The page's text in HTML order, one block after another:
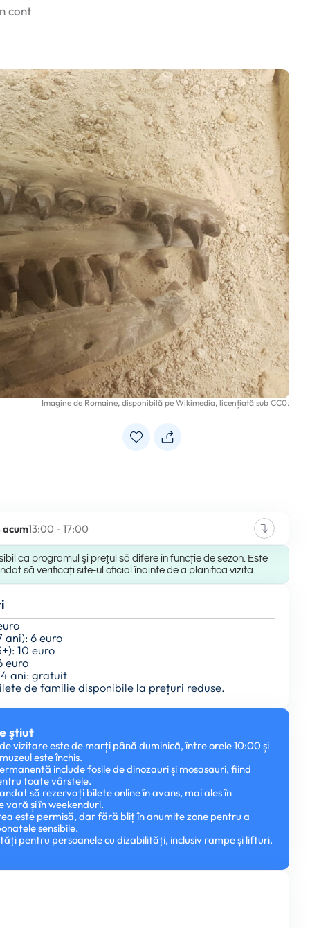
cont
Imagine de Romaine, disponibilă pe Wikimedia, licențiată sub CC0.
acum13:00 - 17:00
ca programul şi preţul să difere în funcție de sezon. Este
să verificați site-ul oficial înainte de a planifica vizita.
ani): 6 euro
10 euro
euro
ani: gratuit
de familie disponibile la prețuri reduse.
ştiut
vizitare este de marți până duminică, între orele 10:00 și
este închis.
include fosile de dinozauri și mosasauri, fiind
toate vârstele.
să rezervați bilete online în avans, mai ales în
vară și în weekenduri.
este permisă, dar fără bliț în anumite zone pentru a
sensibile.
pentru persoanele cu dizabilități, inclusiv rampe și lifturi.